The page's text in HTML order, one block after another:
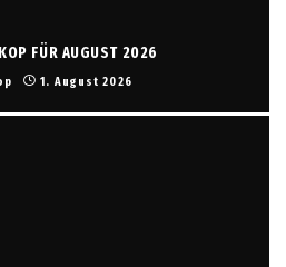
FÜR AUGUST 2026
1. August 2026